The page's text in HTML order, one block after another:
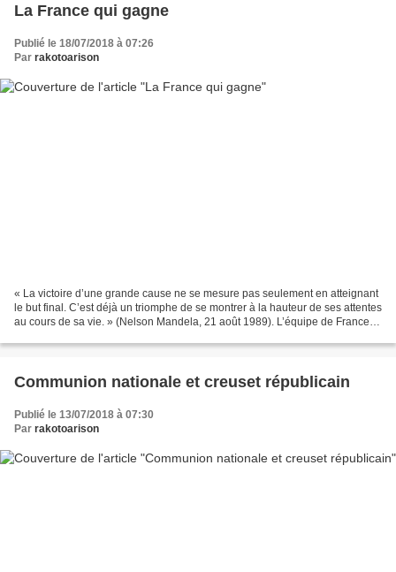
La France qui gagne
Publié le 18/07/2018 à 07:26
Par rakotoarison
« La victoire d’une grande cause ne se mesure pas seulement en atteignant
le but final. C’est déjà un triomphe de se montrer à la hauteur de ses attentes
au cours de sa vie. » (Nelson Mandela, 21 août 1989). L’équipe de France
Communion nationale et creuset républicain
Publié le 13/07/2018 à 07:30
Par rakotoarison